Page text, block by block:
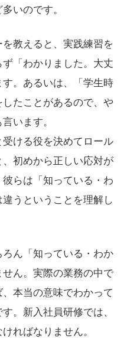
いのです。
教えると、実践練習を
「わかりました。大丈
。あるいは、「学生時
たことがあるので、や
います。
ける役を決めてロール
初めから正しい応対が
らは「知っている・わ
うということを理解し
ん「知っている・わか
ん。実際の業務の中で
本当の意味でわかって
。新入社員研修では、
ればなりません。